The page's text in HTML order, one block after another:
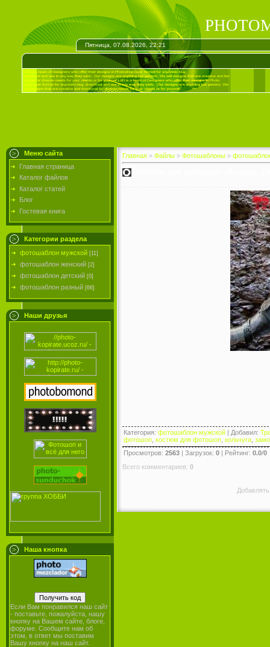
Пятница, 07.08.2026, 22:21
Меню сайта
Главная страница
Каталог файлов
Каталог статей
Блог
Гостевая книга
Категории раздела
фотошаблон мужской [11]
фотошаблон женский [2]
фотошаблон детский [0]
фотошаблон разный [66]
Наши друзья
Наша кнопка
Если Вам понравился наш сайт
- поставьте, пожалуйста, нашу
кнопку на Вашем сайте, блоге,
форуме. Сообщите нам об
этом, в ответ мы поставим
Вашу кнопку на наш сайт.
Главная » Файлы » Фотошаблоны »
Категория: фотошаблон мужской | Добавил:
фотошоп костюм для фотошоп кольчуга
Просмотров: 2563 | Загрузок: 0 | Рейтинг: 0.0/0
Всего комментариев: 0